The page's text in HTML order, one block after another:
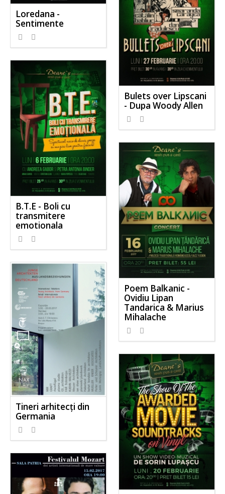
Loredana -
Sentimente
Bulets over Lipscani
- Dupa Woody Allen
B.T.E - Boli cu
transmitere
emotionala
Poem Balkanic -
Ovidiu Lipan
Tandarica & Marius
Mihalache
Tineri arhitecţi din
Germania